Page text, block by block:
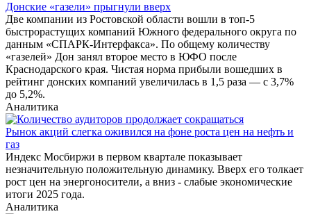
Донские «газели» прыгнули вверх
Две компании из Ростовской области вошли в топ-5
быстрорастущих компаний Южного федерального округа по
данным «СПАРК-Интерфакса». По общему количеству
«газелей» Дон занял второе место в ЮФО после
Краснодарского края. Чистая норма прибыли вошедших в
рейтинг донских компаний увеличилась в 1,5 раза — с 3,7%
до 5,2%.
Аналитика
Рынок акций слегка оживился на фоне роста цен на нефть и
газ
Индекс Мосбиржи в первом квартале показывает
незначительную положительную динамику. Вверх его толкает
рост цен на энергоносители, а вниз - слабые экономические
итоги 2025 года.
Аналитика